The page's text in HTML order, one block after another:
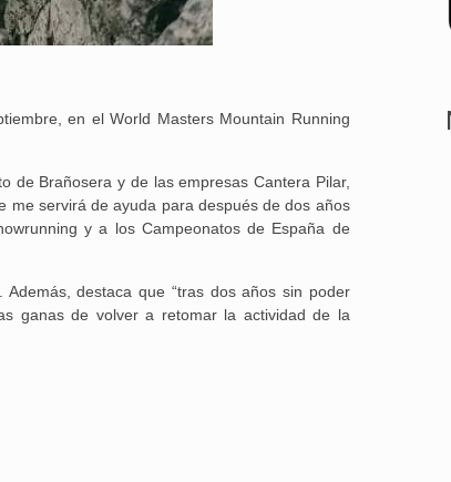
en el World Masters Mountain Running
de Brañosera y de las empresas Cantera Pilar,
me servirá de ayuda para después de dos años
y a los Campeonatos de España de
destaca que “tras dos años sin poder
ganas de volver a retomar la actividad de la
25 febrero, 2026